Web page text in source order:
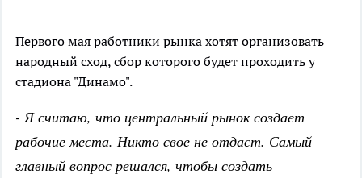
Первого мая работники рынка хотят организовать
народный сход, сбор которого будет проходить у
стадиона "Динамо".
- Я считаю, что центральный рынок создает
рабочие места. Никто свое не отдаст. Самый
главный вопрос решался, чтобы создать